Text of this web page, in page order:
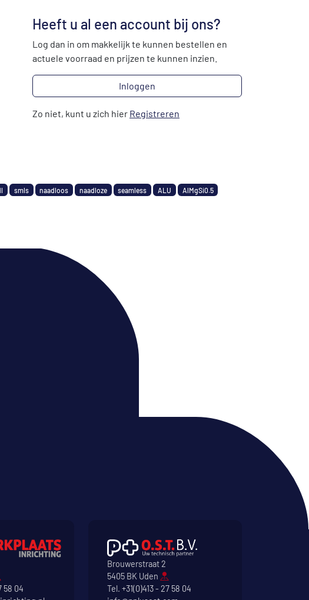
Heeft u al een account bij ons?
Log dan in om makkelijk te kunnen bestellen en
actuele voorraad en prijzen te kunnen inzien.
Inloggen
Zo niet, kunt u zich hier Registreren
smls naadloos naadloze seamless ALU
AlMgSi0.5
58 04
Brouwerstraat 2
5405 BK Uden
Tel. +31(0)413 - 27 58 04